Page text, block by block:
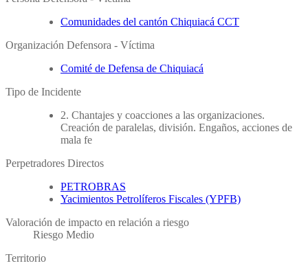
Comunidades del cantón Chiquiacá CCT
Organización Defensora - Víctima
Comité de Defensa de Chiquiacá
Tipo de Incidente
2. Chantajes y coacciones a las organizaciones.
Creación de paralelas, división. Engaños, acciones de
mala fe
Perpetradores Directos
PETROBRAS
Yacimientos Petrolíferos Fiscales (YPFB)
Valoración de impacto en relación a riesgo
Riesgo Medio
Territorio